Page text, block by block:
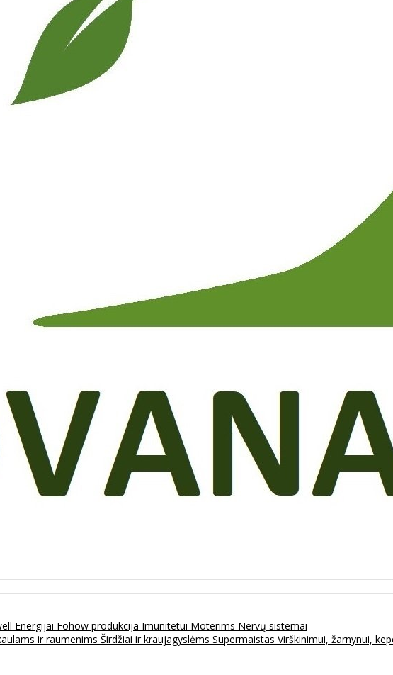
Energijai Fohow produkcija Imunitetui Moterims Nervų sistemai
ir raumenims Širdžiai ir kraujagyslėms Supermaistas Virškinimui, žarnynui,